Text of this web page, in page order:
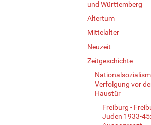
und Württemberg
Altertum
Mittelalter
Neuzeit
Zeitgeschichte
Verfolgung vor
Haustür
Freiburg -
Juden 1933-45: